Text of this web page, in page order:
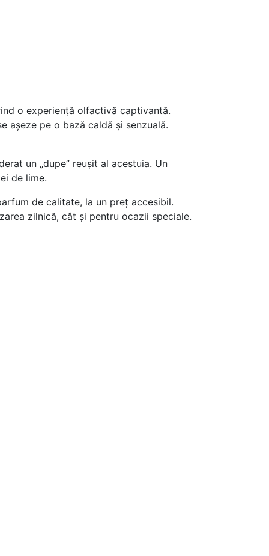
o experiență olfactivă captivantă.
așeze pe o bază caldă și senzuală.
un „dupe” reușit al acestuia. Un
de lime.
de calitate, la un preț accesibil.
zilnică, cât și pentru ocazii speciale.